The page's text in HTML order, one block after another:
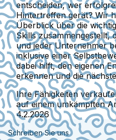
entscheiden, wer
Hintertreffen gerät? Wir
Überblick über die
Skills zusammengestellt,
und jeder Unternehmer
inklusive einer
dabei hilft, den eigenen
erkennen und die
Ihre Fähigkeiten
auf einem umkämpften
4.2.2026
Schreiben Sie uns